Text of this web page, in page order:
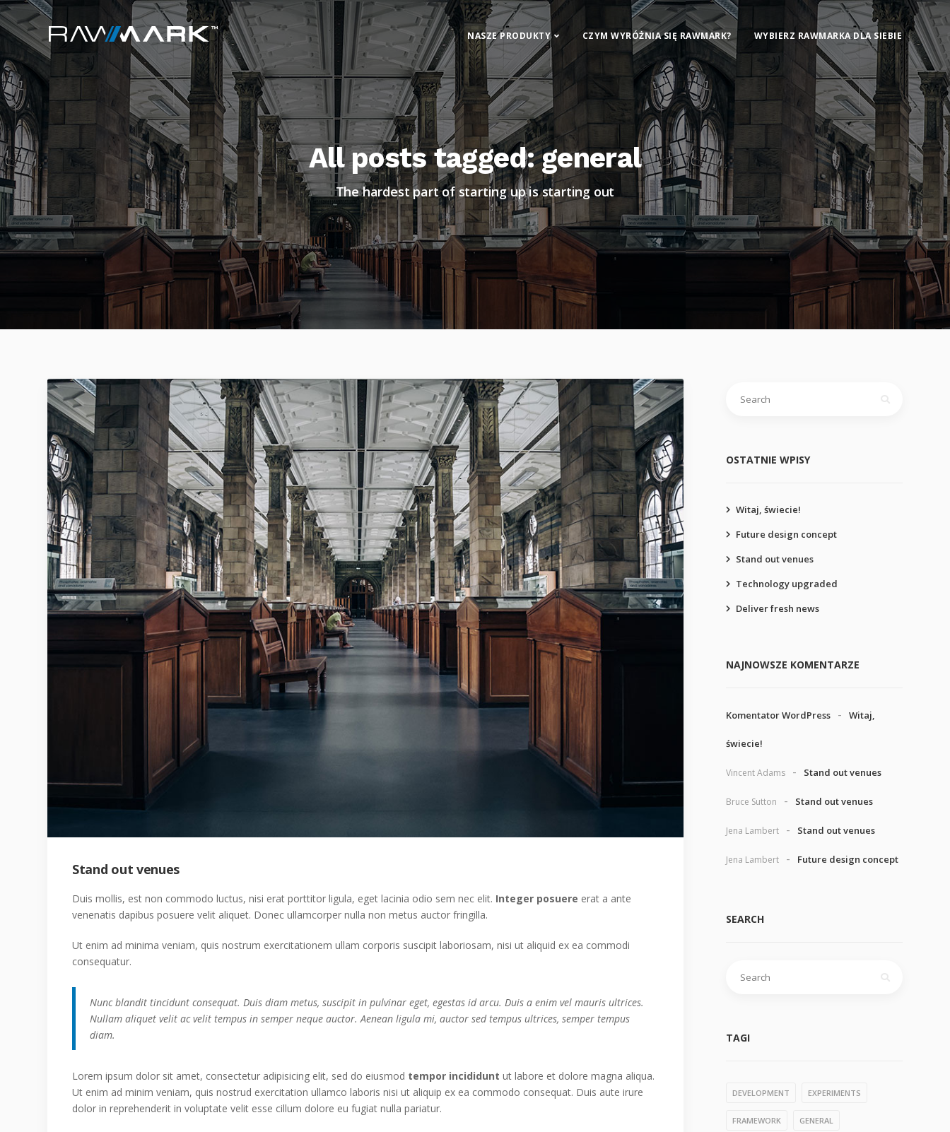
NASZE PRODUKTY CZYM WYRÓŻNIA SIĘ RAWMARK? WYBIERZ RAWMARKA DLA SIEBIE
All posts tagged: general
The hardest part of starting up is starting out
Stand out venues
Duis mollis, est non commodo luctus, nisi erat porttitor ligula, eget lacinia odio sem nec elit. Integer posuere erat a ante
venenatis dapibus posuere velit aliquet. Donec ullamcorper nulla non metus auctor fringilla.
Ut enim ad minima veniam, quis nostrum exercitationem ullam corporis suscipit laboriosam, nisi ut aliquid ex ea commodi
consequatur.
Nunc blandit tincidunt consequat. Duis diam metus, suscipit in pulvinar eget, egestas id arcu. Duis a enim vel mauris ultrices.
Nullam aliquet velit ac velit tempus in semper neque auctor. Aenean ligula mi, auctor sed tempus ultrices, semper tempus
diam.
Lorem ipsum dolor sit amet, consectetur adipisicing elit, sed do eiusmod tempor incididunt ut labore et dolore magna aliqua.
Ut enim ad minim veniam, quis nostrud exercitation ullamco laboris nisi ut aliquip ex ea commodo consequat. Duis aute irure
dolor in reprehenderit in voluptate velit esse cillum dolore eu fugiat nulla pariatur.
OSTATNIE WPISY
Witaj, świecie!
Future design concept
Stand out venues
Technology upgraded
Deliver fresh news
NAJNOWSZE KOMENTARZE
Komentator WordPress Witaj,
świecie!
Vincent Adams Stand out venues
Bruce Sutton Stand out venues
Jena Lambert Stand out venues
Jena Lambert Future design concept
SEARCH
TAGI
DEVELOPMENT EXPERIMENTS
FRAMEWORK GENERAL